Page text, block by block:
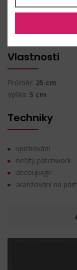
Složení
polystyren
Vlastnosti
Průměr: 25 cm
Výška: 5 cm
Techniky
vpichování
nešitý patchwork
decoupage
aranžování na